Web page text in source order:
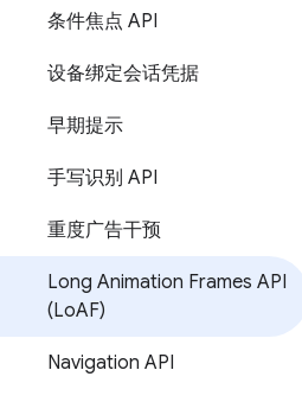
条件焦点 API
设备绑定会话凭据
早期提示
手写识别 API
重度广告干预
Long Animation Frames API
(LoAF)
Navigation API